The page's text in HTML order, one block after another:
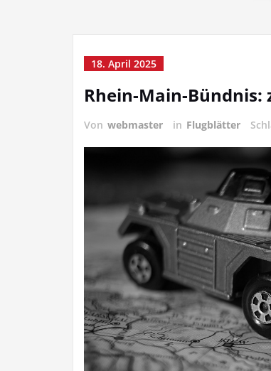
18. April 2025
Rhein-Main-Bündnis:
Von webmaster in Flugblätter